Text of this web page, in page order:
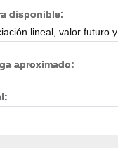
disponible:
lineal, valor futuro y
aproximado: